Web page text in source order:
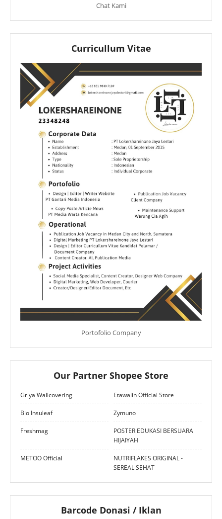
Chat Kami
Curricullum Vitae
Portofolio Company
Our Partner Shopee Store
Griya Wallcovering Etawalin Official Store
Bio Insuleaf Zymuno
Freshmag
POSTER EDUKASI BERSUARA
HIJAIYAH
METOO Official
NUTRIFLAKES ORIGINAL -
SEREAL SEHAT
Barcode Donasi / Iklan